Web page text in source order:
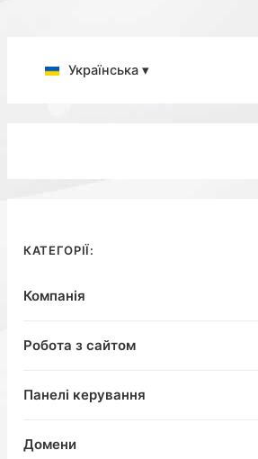
Українська ▾
КАТЕГОРІЇ:
Компанія
Робота з сайтом
Панелі керування
Домени